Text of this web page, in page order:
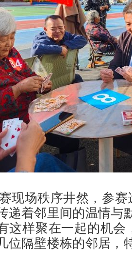
现场秩序井然，参
递着邻里间的温情与
这样聚在一起的机
位隔壁楼栋的邻居，